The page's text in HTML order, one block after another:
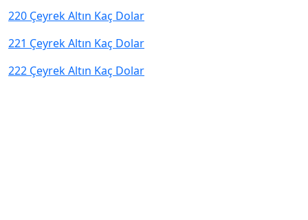
220 Çeyrek Altın Kaç Dolar
221 Çeyrek Altın Kaç Dolar
222 Çeyrek Altın Kaç Dolar